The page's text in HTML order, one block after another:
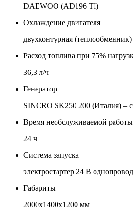
DAEWOO (AD196 TI)
Охлаждение двигателя
двухконтурная (теплообменник)
Расход топлива при 75%
36,3 л/ч
Генератор
SINCRO SK250 200 (Италия) –
Время необслуживаемой работы
24 ч
Система запуска
электростартер 24 В
Габариты
2000х1400х1200 мм